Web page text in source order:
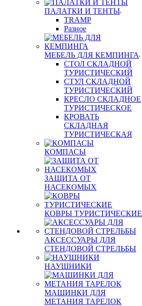
ПАЛАТКИ И ТЕНТЫ
TRAMP
Разное
МЕБЕЛЬ ДЛЯ КЕМПИНГА
СТОЛ СКЛАДНОЙ
ТУРИСТИЧЕСКИЙ
СТУЛ СКЛАДНОЙ
ТУРИСТИЧЕСКИЙ
КРЕСЛО СКЛАДНОЕ
ТУРИСТИЧЕСКОЕ
КРОВАТЬ
СКЛАДНАЯ
ТУРИСТИЧЕСКАЯ
КОМПАСЫ
ЗАЩИТА ОТ
НАСЕКОМЫХ
КОВРЫ ТУРИСТИЧЕСКИЕ
АКСЕССУАРЫ ДЛЯ
СТЕНДОВОЙ СТРЕЛЬБЫ
НАУШНИКИ
МАШИНКИ ДЛЯ
МЕТАНИЯ ТАРЕЛОК